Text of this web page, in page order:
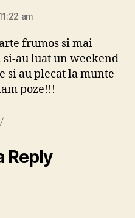
am
frumos si mai
au luat un weekend
si au plecat la munte
poze!!!
Reply